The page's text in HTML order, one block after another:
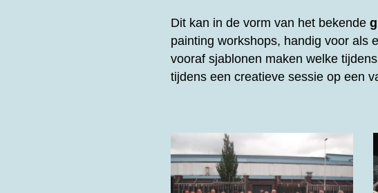
Dit kan in de vorm van het bekende
painting workshops, handig voor als
vooraf sjablonen maken welke
tijdens een creatieve sessie op een